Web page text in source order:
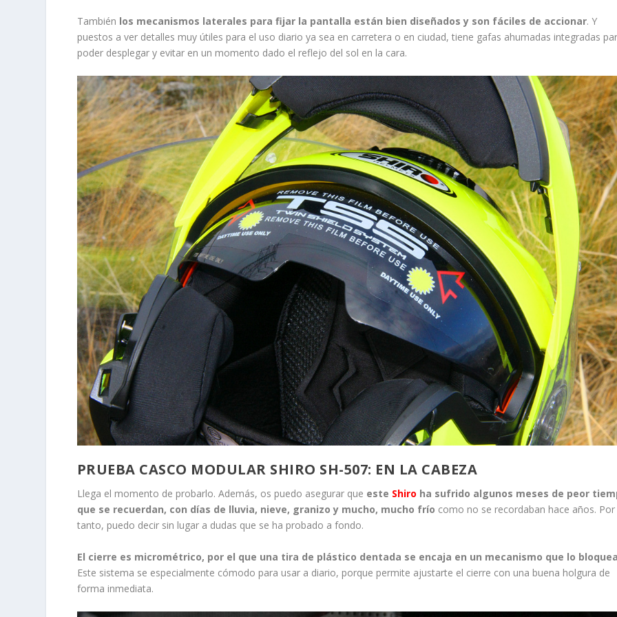
También los mecanismos laterales para fijar la pantalla están bien diseñados y son fáciles de accionar. Y
puestos a ver detalles muy útiles para el uso diario ya sea en carretera o en ciudad, tiene gafas ahumadas integradas
poder desplegar y evitar en un momento dado el reflejo del sol en la cara.
PRUEBA CASCO MODULAR SHIRO SH-507: EN LA CABEZA
Llega el momento de probarlo. Además, os puedo asegurar que este Shiro ha sufrido algunos meses de peor
que se recuerdan, con días de lluvia, nieve, granizo y mucho, mucho frío como no se recordaban hace años.
tanto, puedo decir sin lugar a dudas que se ha probado a fondo.
El cierre es micrométrico, por el que una tira de plástico dentada se encaja en un mecanismo que lo
Este sistema se especialmente cómodo para usar a diario, porque permite ajustarte el cierre con una buena holgura de
forma inmediata.